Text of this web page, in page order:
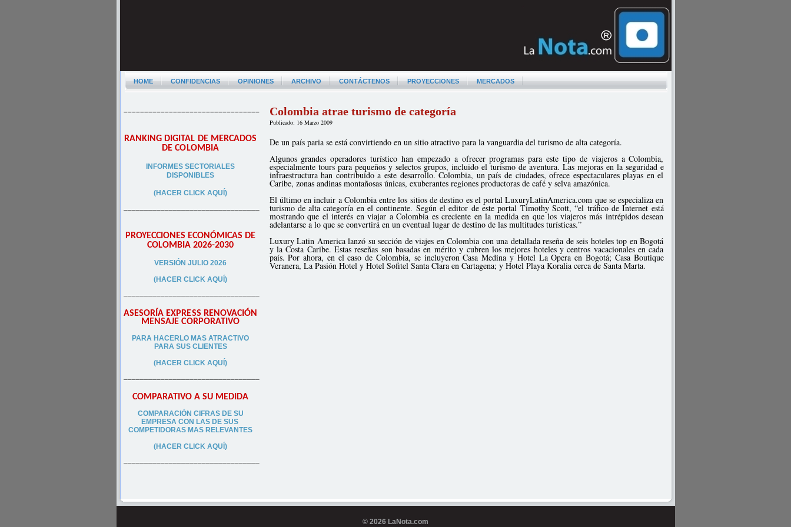
HOME CONFIDENCIAS OPINIONES ARCHIVO CONTÁCTENOS PROYECCIONES MERCADOS
–––––––––––––––––––––––––––––––––
RANKING DIGITAL DE MERCADOS
DE COLOMBIA
INFORMES SECTORIALES
DISPONIBLES
(HACER CLICK AQUÍ)
–––––––––––––––––––––––––––––––––
PROYECCIONES ECONÓMICAS DE
COLOMBIA 2026-2030
VERSIÓN JULIO 2026
(HACER CLICK AQUÍ)
–––––––––––––––––––––––––––––––––
ASESORÍA EXPRESS RENOVACIÓN
MENSAJE CORPORATIVO
PARA HACERLO MAS ATRACTIVO
PARA SUS CLIENTES
(HACER CLICK AQUÍ)
–––––––––––––––––––––––––––––––––
COMPARATIVO A SU MEDIDA
COMPARACIÓN CIFRAS DE SU
EMPRESA CON LAS DE SUS
COMPETIDORAS MAS RELEVANTES
(HACER CLICK AQUÍ)
–––––––––––––––––––––––––––––––––
Colombia atrae turismo de categoría
Publicado: 16 Marzo 2009
De un país paria se está convirtiendo en un sitio atractivo para la vanguardia del turismo de alta categoría.
Algunos grandes operadores turístico han empezado a ofrecer programas para este tipo de viajeros a Colombia,
especialmente tours para pequeños y selectos grupos, incluido el turismo de aventura. Las mejoras en la seguridad e
infraestructura han contribuido a este desarrollo. Colombia, un país de ciudades, ofrece espectaculares playas en el
Caribe, zonas andinas montañosas únicas, exuberantes regiones productoras de café y selva amazónica.
El último en incluir a Colombia entre los sitios de destino es el portal LuxuryLatinAmerica.com que se especializa en
turismo de alta categoría en el continente. Según el editor de este portal Timothy Scott, “el tráfico de Internet está
mostrando que el interés en viajar a Colombia es creciente en la medida en que los viajeros más intrépidos desean
adelantarse a lo que se convertirá en un eventual lugar de destino de las multitudes turísticas.”
Luxury Latin America lanzó su sección de viajes en Colombia con una detallada reseña de seis hoteles top en Bogotá
y la Costa Caribe. Estas reseñas son basadas en mérito y cubren los mejores hoteles y centros vacacionales en cada
país. Por ahora, en el caso de Colombia, se incluyeron Casa Medina y Hotel La Opera en Bogotá; Casa Boutique
Veranera, La Pasión Hotel y Hotel Sofitel Santa Clara en Cartagena; y Hotel Playa Koralia cerca de Santa Marta.
© 2026 LaNota.com